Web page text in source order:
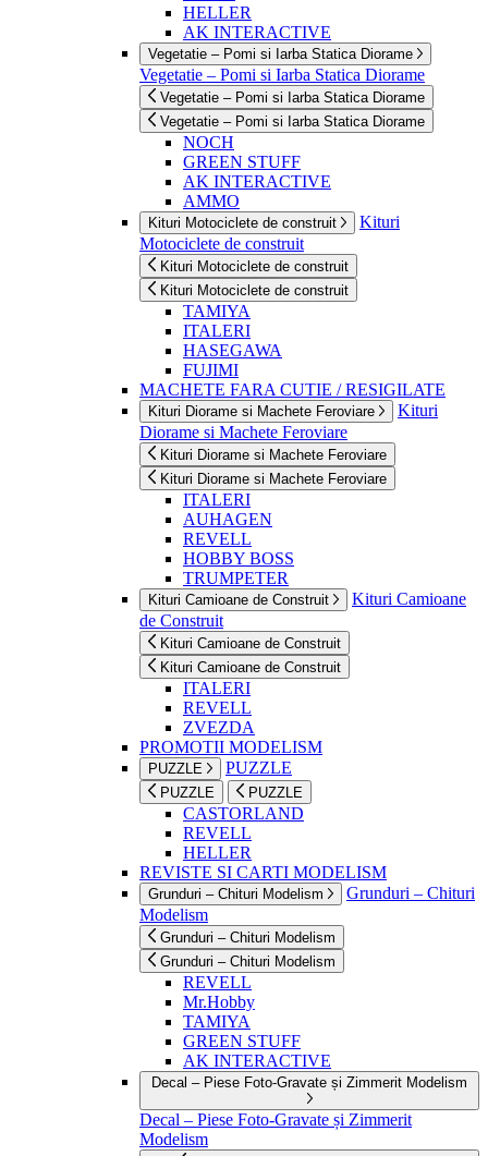
HELLER
AK INTERACTIVE
Vegetatie – Pomi si Iarba Statica Diorame
Vegetatie – Pomi si Iarba Statica Diorame
Vegetatie – Pomi si Iarba Statica Diorame
Vegetatie – Pomi si Iarba Statica Diorame
NOCH
GREEN STUFF
AK INTERACTIVE
AMMO
Kituri Motociclete de construit
Kituri
Motociclete de construit
Kituri Motociclete de construit
Kituri Motociclete de construit
TAMIYA
ITALERI
HASEGAWA
FUJIMI
MACHETE FARA CUTIE / RESIGILATE
Kituri Diorame si Machete Feroviare
Kituri
Diorame si Machete Feroviare
Kituri Diorame si Machete Feroviare
Kituri Diorame si Machete Feroviare
ITALERI
AUHAGEN
REVELL
HOBBY BOSS
TRUMPETER
Kituri Camioane de Construit
Kituri Camioane
de Construit
Kituri Camioane de Construit
Kituri Camioane de Construit
ITALERI
REVELL
ZVEZDA
PROMOTII MODELISM
PUZZLE PUZZLE
PUZZLE PUZZLE
CASTORLAND
REVELL
HELLER
REVISTE SI CARTI MODELISM
Grunduri – Chituri Modelism
Grunduri – Chituri
Modelism
Grunduri – Chituri Modelism
Grunduri – Chituri Modelism
REVELL
Mr.Hobby
TAMIYA
GREEN STUFF
AK INTERACTIVE
Decal – Piese Foto-Gravate și Zimmerit Modelism
Decal – Piese Foto-Gravate și Zimmerit
Modelism